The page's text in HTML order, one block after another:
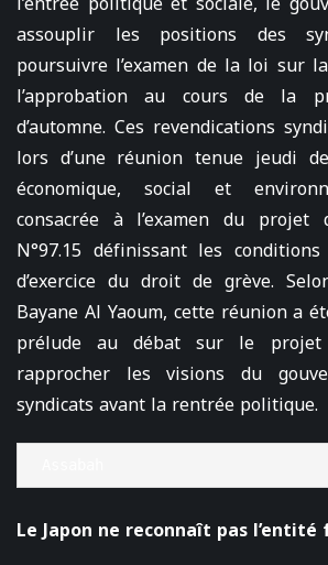
assouplir les positions des
poursuivre l’examen de la loi sur
l’approbation au cours de la
d’automne. Ces revendications
lors d’une réunion tenue jeudi
économique, social et
consacrée à l’examen du
N°97.15 définissant les
d’exercice du droit de grève.
Bayane Al Yaoum, cette réunion a
prélude au débat sur le
rapprocher les visions du
syndicats avant la rentrée politique.
Le Japon ne reconnaît pas